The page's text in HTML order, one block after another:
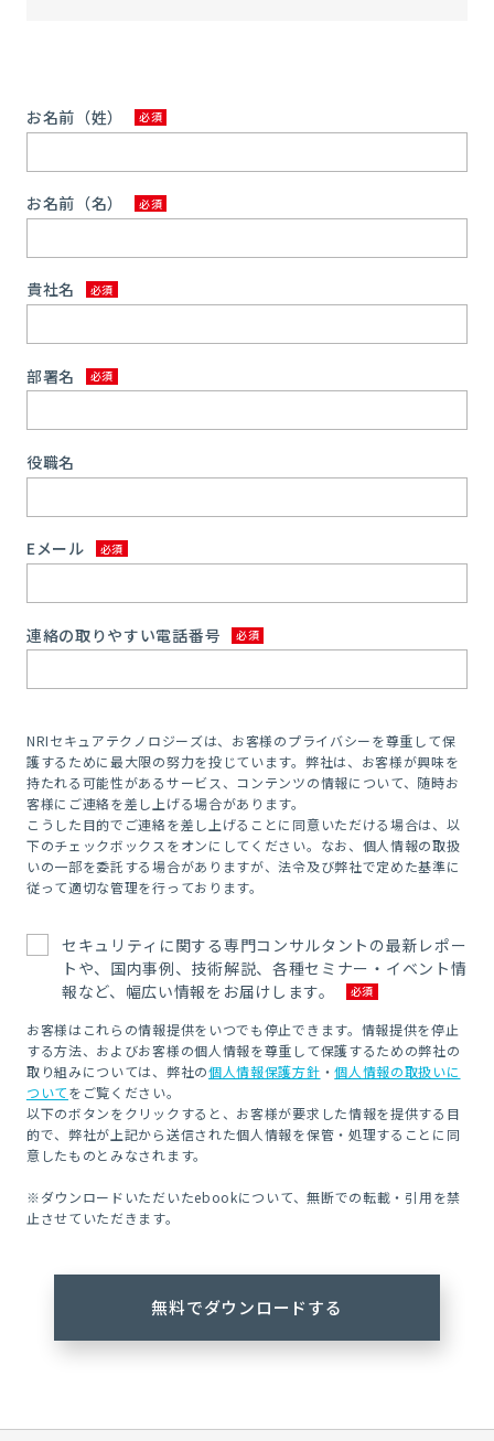
お名前（姓）
お名前（名）
貴社名
部署名
役職名
Eメール
連絡の取りやすい電話番号
NRIセキュアテクノロジーズは、お客様のプライバシーを尊重して保
護するために最大限の努力を投じています。弊社は、お客様が興味を
持たれる可能性があるサービス、コンテンツの情報について、随時お
客様にご連絡を差し上げる場合があります。
こうした目的でご連絡を差し上げることに同意いただける場合は、以
下のチェックボックスをオンにしてください。なお、個人情報の取扱
いの一部を委託する場合がありますが、法令及び弊社で定めた基準に
従って適切な管理を行っております。
セキュリティに関する専門コンサルタントの最新レポー
トや、国内事例、技術解説、各種セミナー・イベント情
報など、幅広い情報をお届けします。
お客様はこれらの情報提供をいつでも停止できます。情報提供を停止
する方法、およびお客様の個人情報を尊重して保護するための弊社の
取り組みについては、弊社の個人情報保護方針 ・個人情報の取扱いに
ついてをご覧ください。
以下のボタンをクリックすると、お客様が要求した情報を提供する目
的で、弊社が上記から送信された個人情報を保管・処理することに同
意したものとみなされます。
※ダウンロードいただいたebookについて、無断での転載・引用を禁
止させていただきます。